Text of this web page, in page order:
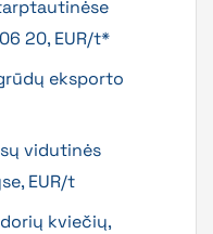
20, EUR/t*
eksporto
vidutinės
EUR/t
kviečių,